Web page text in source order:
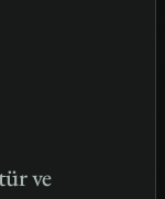
ve